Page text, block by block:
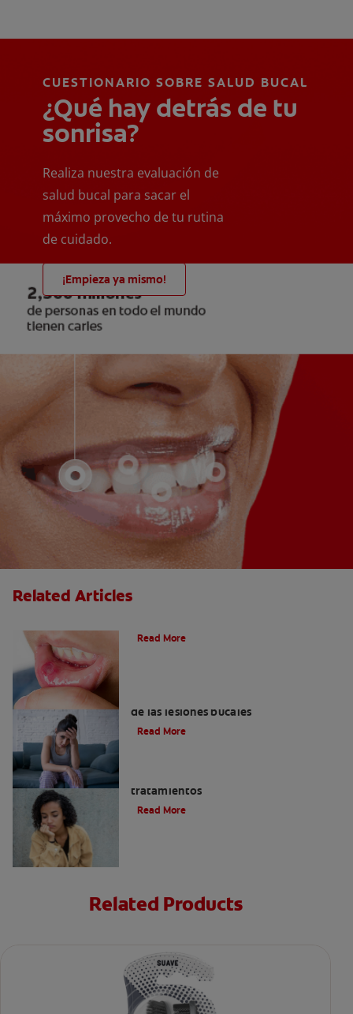
CUESTIONARIO SOBRE SALUD BUCAL
¿Qué hay detrás de tu
sonrisa?
Realiza nuestra evaluación de
salud bucal para sacar el
máximo provecho de tu rutina
de cuidado.
¡Empieza ya mismo!
Related Articles
Read More
de las lesiones bucales
Read More
tratamientos
Read More
Related Products